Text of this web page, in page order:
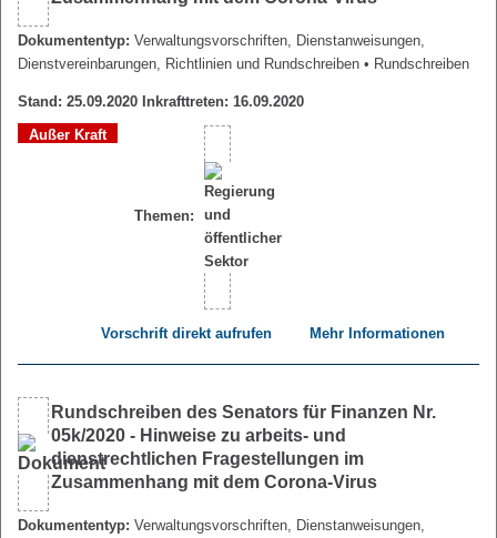
Dokumententyp: Verwaltungsvorschriften, Dienstanweisungen,
Dienstvereinbarungen, Richtlinien und Rundschreiben • Rundschreiben
Stand: 25.09.2020 Inkrafttreten: 16.09.2020
Außer Kraft
Themen:
Vorschrift direkt aufrufen Mehr Informationen
Rundschreiben des Senators für Finanzen Nr.
05k/2020 - Hinweise zu arbeits- und
dienstrechtlichen Fragestellungen im
Zusammenhang mit dem Corona-Virus
Dokumententyp: Verwaltungsvorschriften, Dienstanweisungen,